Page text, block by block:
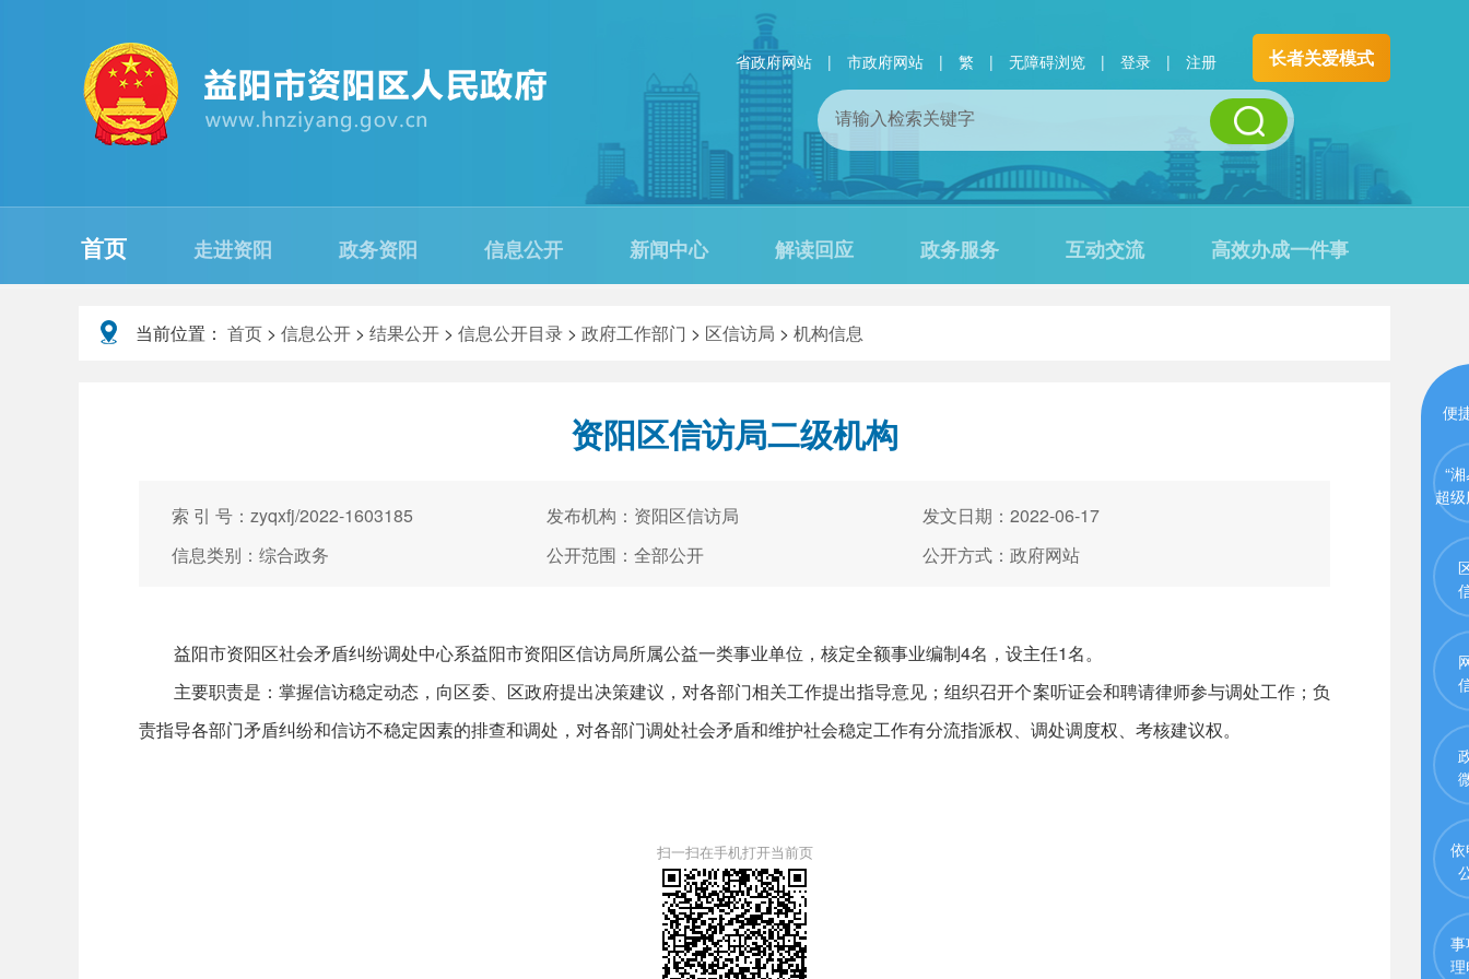
省政府网站 | 市政府网站 | 繁 | 无障碍浏览 | 登录 | 注册 长者关爱模式
首页 走进资阳 政务资阳 信息公开 新闻中心 解读回应 政务服务 互动交流 高效办成一件事
当前位置： 首页 > 信息公开 > 结果公开 > 信息公开目录 > 政府工作部门 > 区信访局 > 机构信息
资阳区信访局二级机构
索 引 号：zyqxfj/2022-1603185 发布机构：资阳区信访局
发文日期：2022-06-17
信息类别：综合政务
公开范围：全部公开 公开方式：政府网站
益阳市资阳区社会矛盾纠纷调处中心系益阳市资阳区信访局所属公益一类事业单位，核定全额事业编制4名，设主任1名。
主要职责是：掌握信访稳定动态，向区委、区政府提出决策建议，对各部门相关工作提出指导意见；组织召开个案听证会和聘请律师参与调处工作；负
责指导各部门矛盾纠纷和信访不稳定因素的排查和调处，对各部门调处社会矛盾和维护社会稳定工作有分流指派权、调处调度权、考核建议权。
扫一扫在手机打开当前页
便
“
超